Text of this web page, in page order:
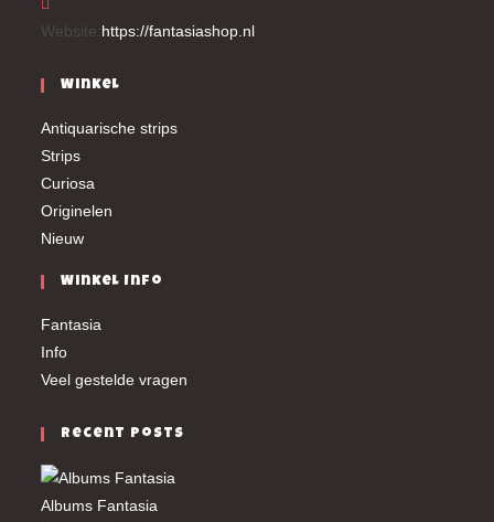
Website: https://fantasiashop.nl
Winkel
Antiquarische strips
Strips
Curiosa
Originelen
Nieuw
Winkel Info
Fantasia
Info
Veel gestelde vragen
Recent Posts
Albums Fantasia